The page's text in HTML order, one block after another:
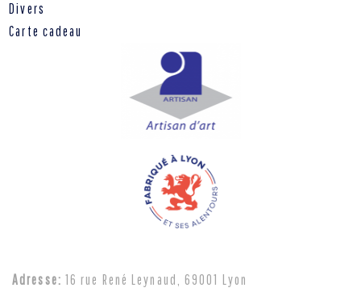
Divers
Carte cadeau
Adresse: 16 rue René Leynaud, 69001 Lyon